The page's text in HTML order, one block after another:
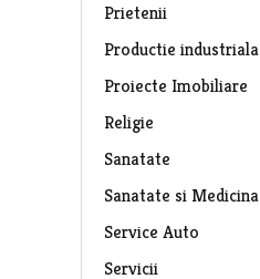
Prietenii
Productie industriala
Proiecte Imobiliare
Religie
Sanatate
Sanatate si Medicina
Service Auto
Servicii